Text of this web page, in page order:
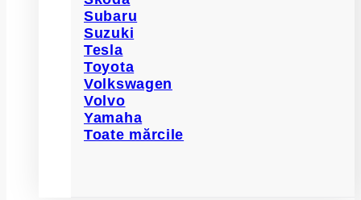
Subaru
Suzuki
Tesla
Toyota
Volkswagen
Volvo
Yamaha
Toate mărcile